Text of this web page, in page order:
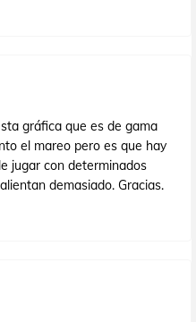
gráfica que es de gama
el mareo pero es que hay
jugar con determinados
demasiado. Gracias.